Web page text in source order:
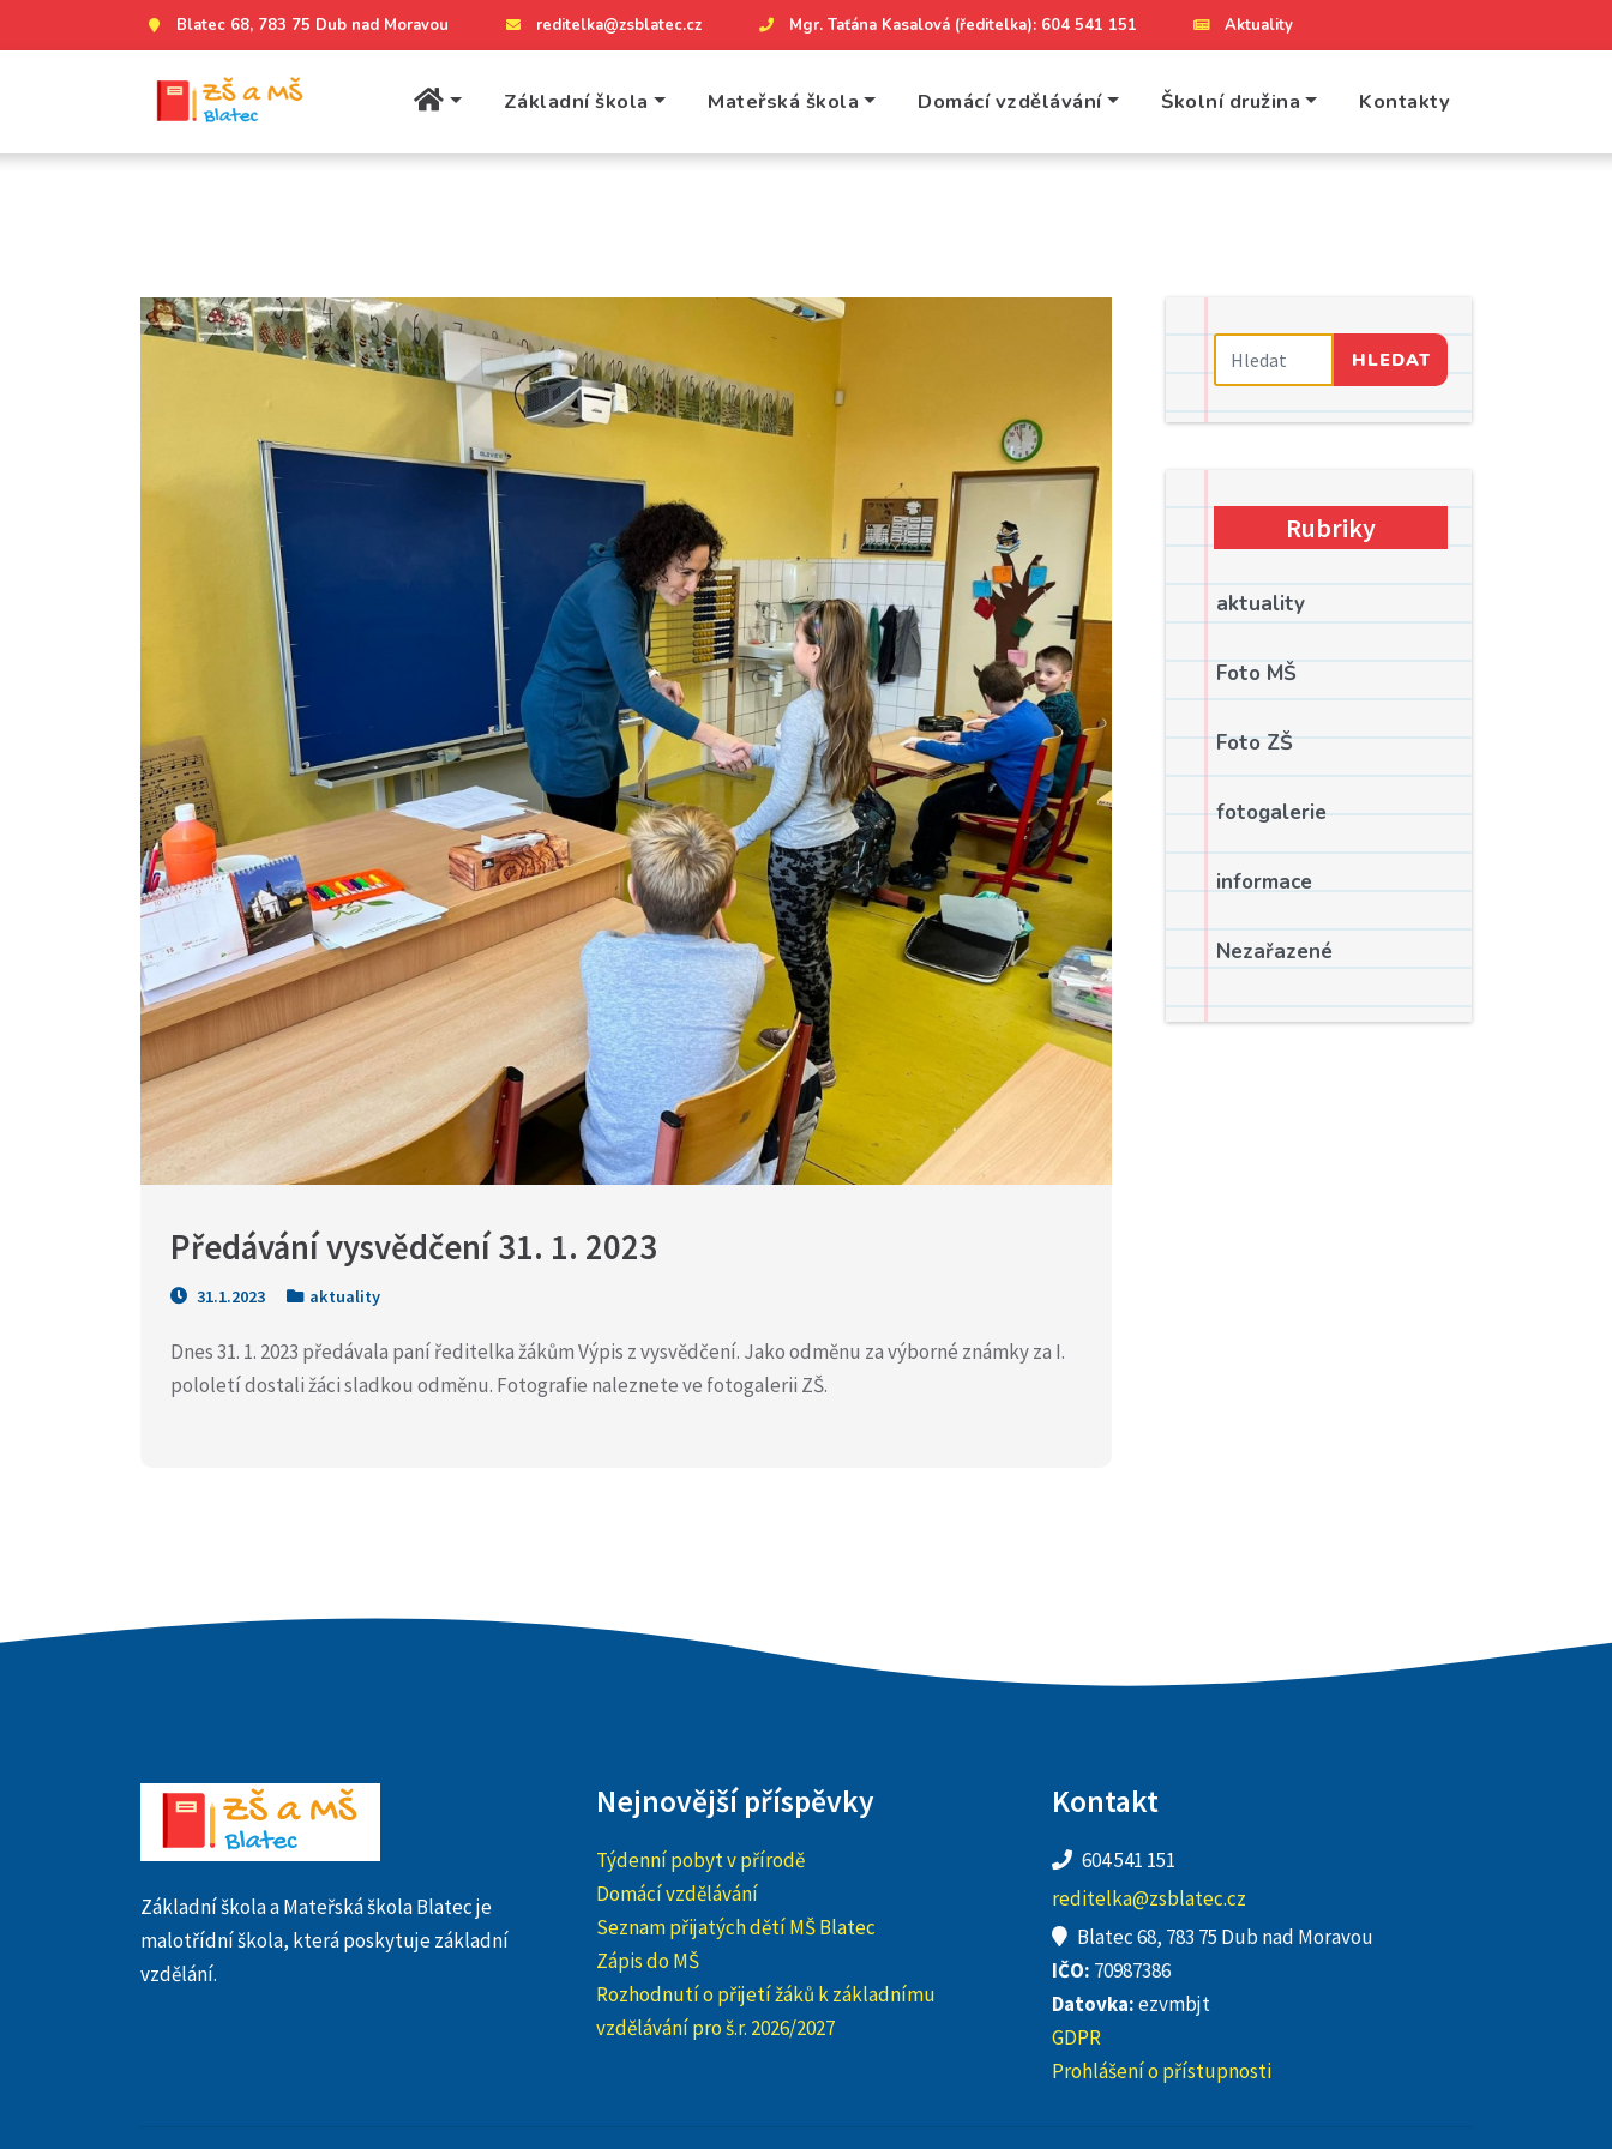
Blatec 68, 783 75 Dub nad Moravou reditelka@zsblatec.cz Mgr. Taťána Kasalová (ředitelka): 604 541 151 Aktuality
Základní škola Mateřská škola Domácí vzdělávání Školní družina Kontakty
Předávání vysvědčení 31. 1. 2023
31.1.2023 aktuality
Dnes 31. 1. 2023 předávala paní ředitelka žákům Výpis z vysvědčení. Jako odměnu za výborné známky za I.
pololetí dostali žáci sladkou odměnu. Fotografie naleznete ve fotogalerii ZŠ.
HLEDAT
Rubriky
aktuality
Foto MŠ
Foto ZŠ
fotogalerie
informace
Nezařazené
Základní škola a Mateřská škola Blatec je
malotřídní škola, která poskytuje základní
vzdělání.
Nejnovější příspěvky
Týdenní pobyt v přírodě
Domácí vzdělávání
Seznam přijatých dětí MŠ Blatec
Zápis do MŠ
Rozhodnutí o přijetí žáků k základnímu
vzdělávání pro š.r. 2026/2027
Kontakt
604 541 151
reditelka@zsblatec.cz
Blatec 68, 783 75 Dub nad Moravou
IČO: 70987386
Datovka:ezvmbjt
GDPR
Prohlášení o přístupnosti